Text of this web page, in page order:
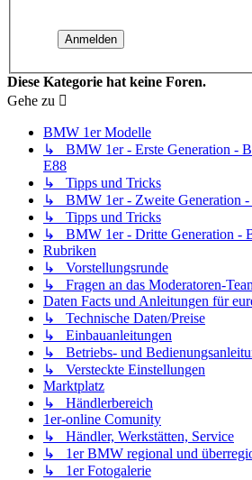
Diese Kategorie hat keine Foren.
Gehe zu
BMW 1er Modelle
↳ BMW 1er - Erste Generation -
E88
↳ Tipps und Tricks
↳ BMW 1er - Zweite Generation -
↳ Tipps und Tricks
↳ BMW 1er - Dritte Generation -
Rubriken
↳ Vorstellungsrunde
↳ Fragen an das Moderatoren-
Daten Facts und Anleitungen für
↳ Technische Daten/Preise
↳ Einbauanleitungen
↳ Betriebs- und
↳ Versteckte Einstellungen
Marktplatz
↳ Händlerbereich
1er-online Comunity
↳ Händler, Werkstätten, Service
↳ 1er BMW regional und
↳ 1er Fotogalerie